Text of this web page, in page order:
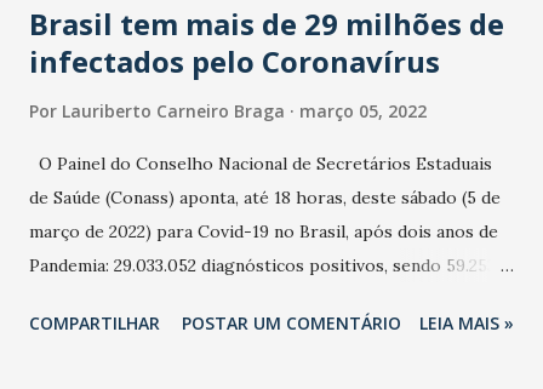
Brasil tem mais de 29 milhões de
infectados pelo Coronavírus
Por Lauriberto Carneiro Braga março 05, 2022
O Painel do Conselho Nacional de Secretários Estaduais
de Saúde (Conass) aponta, até 18 horas, deste sábado (5 de
março de 2022) para Covid-19 no Brasil, após dois anos de
Pandemia: 29.033.052 diagnósticos positivos, sendo 59.253
doentes ativos. 651.927 mortes, sendo 672 nas últimas 24
COMPARTILHAR POSTAR UM COMENTÁRIO LEIA MAIS »